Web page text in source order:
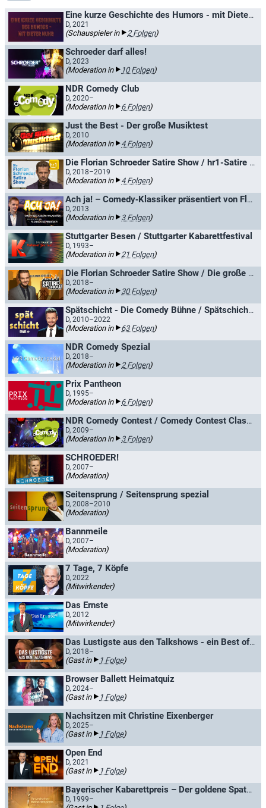
Eine kurze Geschichte des Humors - mit Dieter Nuhr
D, 2021
(Schauspieler in 2 Folgen)
Schroeder darf alles!
D, 2023
(Moderation in 10 Folgen)
NDR Comedy Club
D, 2020–
(Moderation in 6 Folgen)
Just the Best - Der große Musiktest
D, 2010
(Moderation in 4 Folgen)
Die Florian Schroeder Satire Show / hr1-Satire Lounge
D, 2018–2019
(Moderation in 4 Folgen)
Ach ja! – Comedy‑Klassiker präsentiert von Florian Schroeder
D, 2013
(Moderation in 3 Folgen)
Stuttgarter Besen / Stuttgarter Kabarettfestival
D, 1993–
(Moderation in 21 Folgen)
Die Florian Schroeder Satire Show / Die große radioeins Satireshow
D, 2018–
(Moderation in 30 Folgen)
Spätschicht - Die Comedy Bühne / Spätschicht - Die SWR Comedy Bühne
D, 2010–2022
(Moderation in 63 Folgen)
NDR Comedy Spezial
D, 2018–
(Moderation in 2 Folgen)
Prix Pantheon
D, 1995–
(Moderation in 6 Folgen)
NDR Comedy Contest / Comedy Contest Classics
D, 2009–
(Moderation in 3 Folgen)
SCHROEDER!
D, 2007–
(Moderation)
Seitensprung / Seitensprung spezial
D, 2008–2010
(Moderation)
Bannmeile
D, 2007–
(Moderation)
7 Tage, 7 Köpfe
D, 2022
(Mitwirkender)
Das Ernste
D, 2012
(Mitwirkender)
Das Lustigste aus den Talkshows - ein Best of...
D, 2018–
(Gast in 1 Folge)
Browser Ballett Heimatquiz
D, 2024–
(Gast in 1 Folge)
Nachsitzen mit Christine Eixenberger
D, 2025–
(Gast in 1 Folge)
Open End
D, 2021
(Gast in 1 Folge)
Bayerischer Kabarettpreis – Der goldene Spaten
D, 1999–